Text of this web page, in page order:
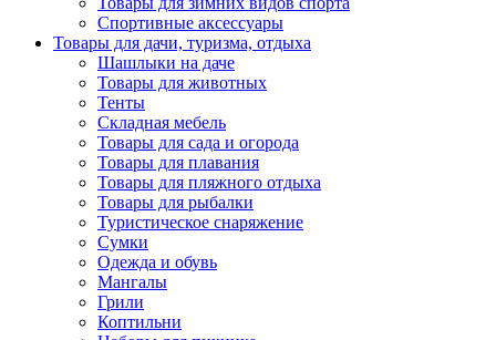
Спортивные аксессуары
Товары для дачи, туризма, отдыха
Шашлыки на даче
Товары для животных
Тенты
Складная мебель
Товары для сада и огорода
Товары для плавания
Товары для пляжного отдыха
Товары для рыбалки
Туристическое снаряжение
Сумки
Одежда и обувь
Мангалы
Грили
Коптильни